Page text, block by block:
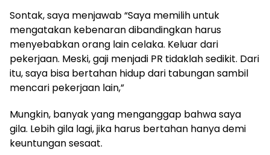
Sontak, saya menjawab “Saya memilih untuk
mengatakan kebenaran dibandingkan harus
menyebabkan orang lain celaka. Keluar dari
pekerjaan. Meski, gaji menjadi PR tidaklah sedikit. Dari
itu, saya bisa bertahan hidup dari tabungan sambil
mencari pekerjaan lain,”
Mungkin, banyak yang menganggap bahwa saya
gila. Lebih gila lagi, jika harus bertahan hanya demi
keuntungan sesaat.